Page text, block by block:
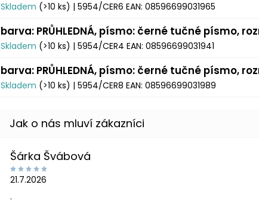
Skladem (>10 ks) | 5954/CER6 EAN: 08596699031965
barva: PRŮHLEDNÁ, písmo: černé tučné písmo,
Skladem (>10 ks) | 5954/CER4 EAN: 08596699031941
barva: PRŮHLEDNÁ, písmo: černé tučné písmo,
Skladem (>10 ks) | 5954/CER8 EAN: 08596699031989
Šárka Švábová
21.7.2026
.